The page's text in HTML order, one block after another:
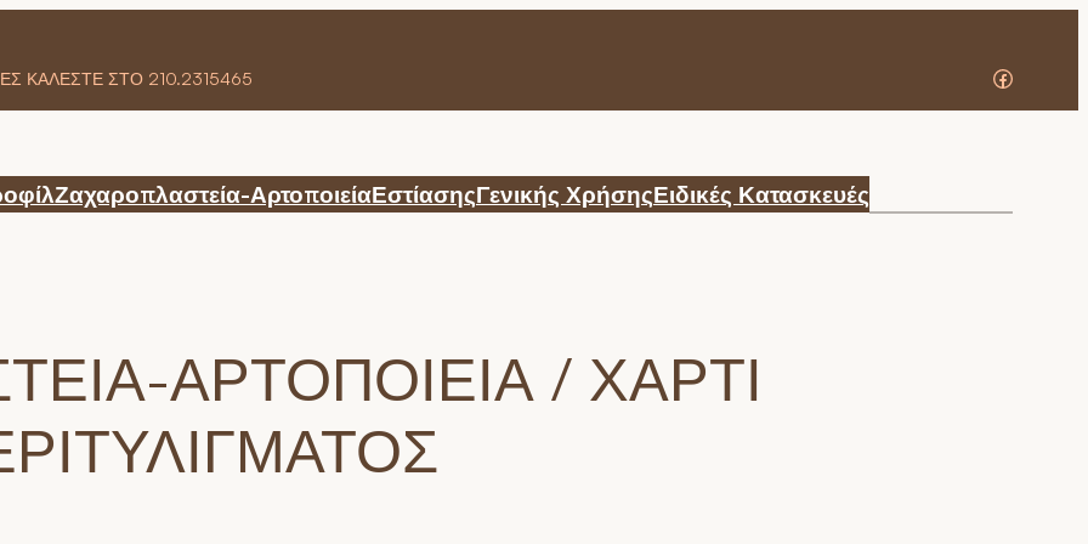
ΚΑΛΕΣΤΕ ΣΤΟ 210.2315465 Facebook
Ζαχαροπλαστεία-ΑρτοποιείαΕστίασηςΓενικής ΧρήσηςΕιδικές Κατασκευές
ΑΡΤΟΠΟΙΕΙΑ / ΧΑΡΤΊ